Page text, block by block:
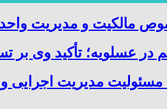
و مدیریت واحد
عسلویه؛ تأکید وی بر
مدیریت اجرایی